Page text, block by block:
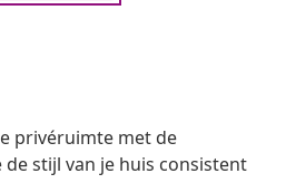
privéruimte met de
stijl van je huis consistent